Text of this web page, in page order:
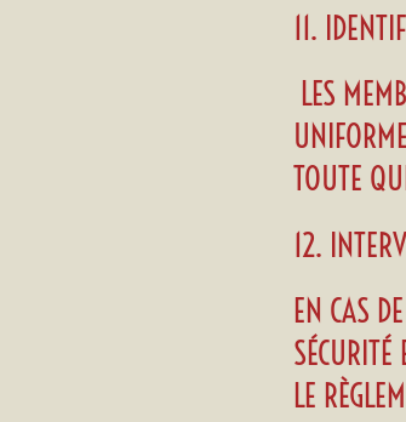
11.
LES
TOUTE
12.
EN CAS
LE